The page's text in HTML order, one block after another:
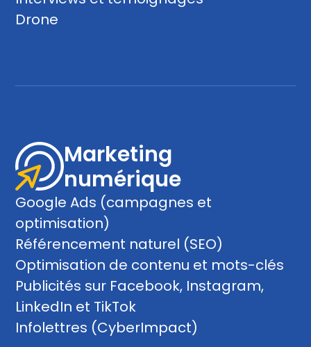
ou qu'ils ont collectées lors de votre utilisation de leurs
services.
Statistiques
Marketing
Afficher les détails
Tout autoriser
Autoriser la sélection
Drone
Marketing
numérique
Google Ads (campagnes et
optimisation)
Référencement naturel (SEO)
Optimisation de contenu et mots-clés
Publicités sur Facebook, Instagram,
LinkedIn et TikTok
Infolettres (CyberImpact)